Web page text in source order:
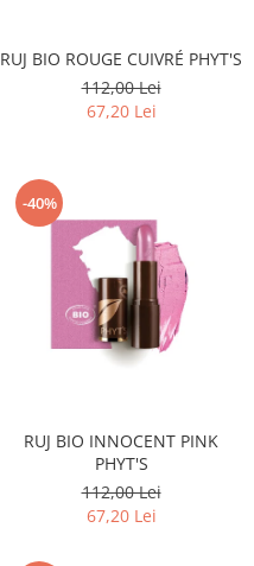
RUJ BIO ROUGE CUIVRÉ PHYT'S
112,00 Lei
67,20 Lei
-40%
RUJ BIO INNOCENT PINK
PHYT'S
112,00 Lei
67,20 Lei